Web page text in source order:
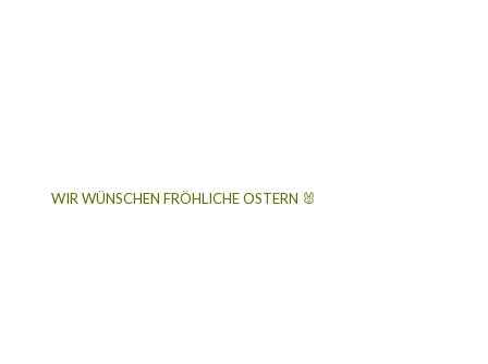
WIR WÜNSCHEN FRÖHLICHE OSTERN 🐰